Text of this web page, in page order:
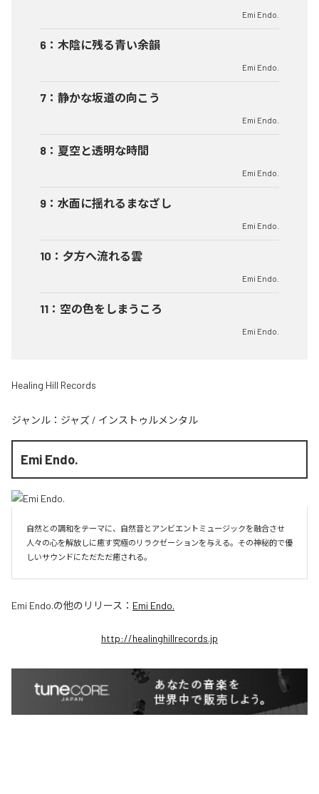
Emi Endo.
6 ： 木陰に残る青い余韻
Emi Endo.
7 ： 静かな坂道の向こう
Emi Endo.
8 ： 夏空と透明な時間
Emi Endo.
9 ： 水面に揺れるまなざし
Emi Endo.
10 ： 夕方へ流れる雲
Emi Endo.
11 ： 空の色をしまうころ
Emi Endo.
Healing Hill Records
ジャンル： ジャズ / インストゥルメンタル
Emi Endo.
自然との調和をテーマに、自然音とアンビエントミュージックを融合させ
人々の心を解放しに癒す究極のリラクゼーションを与える。その神秘的で優
しいサウンドにただただ癒される。
Emi Endo.の他のリリース： Emi Endo.
http://healinghillrecords.jp